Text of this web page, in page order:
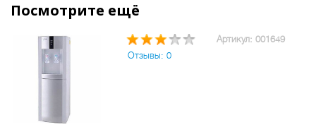
Посмотрите ещё
Артикул: 001649
Отзывы: 0